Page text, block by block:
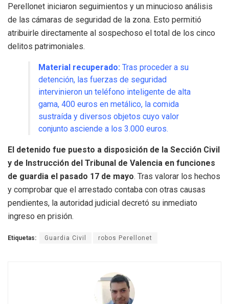
Perellonet iniciaron seguimientos y un minucioso análisis
de las cámaras de seguridad de la zona. Esto permitió
atribuirle directamente al sospechoso el total de los cinco
delitos patrimoniales.
Material recuperado: Tras proceder a su
detención, las fuerzas de seguridad
intervinieron un teléfono inteligente de alta
gama, 400 euros en metálico, la comida
sustraída y diversos objetos cuyo valor
conjunto asciende a los 3.000 euros.
El detenido fue puesto a disposición de la Sección Civil
y de Instrucción del Tribunal de Valencia en funciones
de guardia el pasado 17 de mayo. Tras valorar los hechos
y comprobar que el arrestado contaba con otras causas
pendientes, la autoridad judicial decretó su inmediato
ingreso en prisión.
Etiquetas: Guardia Civil robos Perellonet